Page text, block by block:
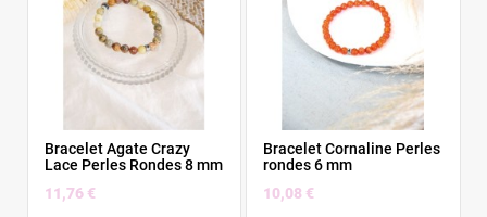
Bracelet Agate Crazy
Lace Perles Rondes 8 mm
11,76 €
Bracelet Cornaline Perles
rondes 6 mm
10,08 €